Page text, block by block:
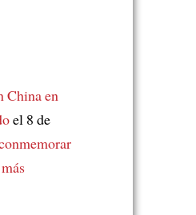
China en
el 8 de